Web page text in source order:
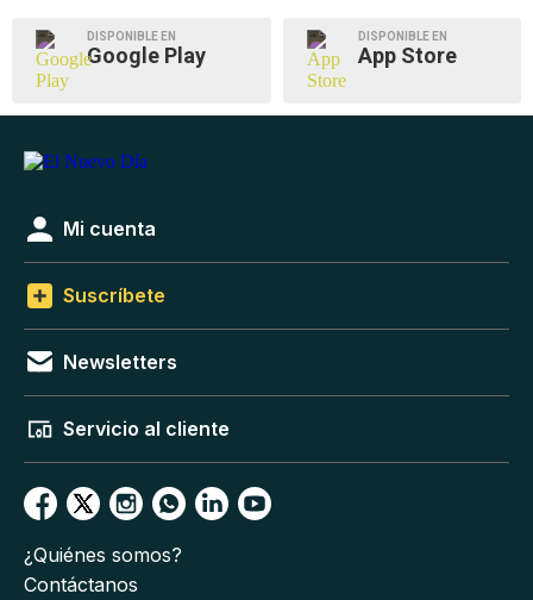
DISPONIBLE EN
Google Play
DISPONIBLE EN
App Store
Mi cuenta
Suscríbete
Newsletters
Servicio al cliente
¿Quiénes somos?
Contáctanos